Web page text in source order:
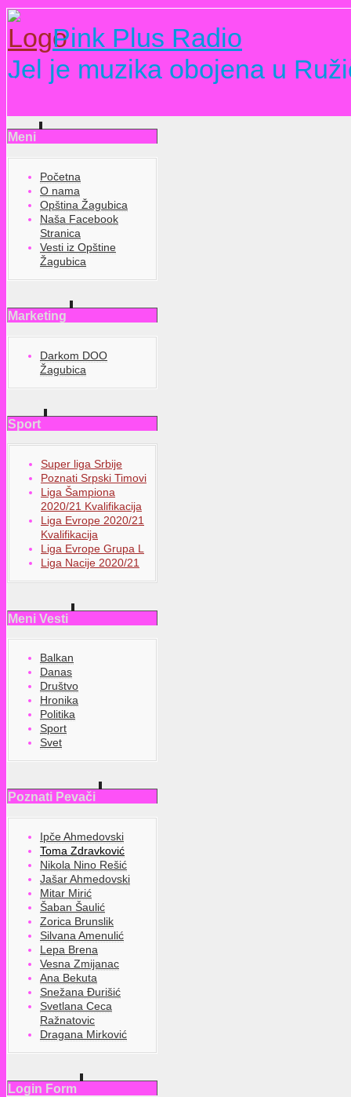
Pink Plus Radio
Jel je muzika obojena u
Meni
Početna
O nama
Opština Žagubica
Naša Facebook
Stranica
Vesti iz Opštine
Žagubica
Marketing
Darkom DOO
Žagubica
Sport
Super liga Srbije
Poznati Srpski Timovi
Liga Šampiona
2020/21 Kvalifikacija
Liga Evrope 2020/21
Kvalifikacija
Liga Evrope Grupa L
Liga Nacije 2020/21
Meni Vesti
Balkan
Danas
Društvo
Hronika
Politika
Sport
Svet
Poznati Pevači
Ipče Ahmedovski
Toma Zdravković
Nikola Nino Rešić
Jašar Ahmedovski
Mitar Mirić
Šaban Šaulić
Zorica Brunslik
Silvana Amenulić
Lepa Brena
Vesna Zmijanac
Ana Bekuta
Snežana Đurišić
Svetlana Ceca
Ražnatovic
Dragana Mirković
Login Form